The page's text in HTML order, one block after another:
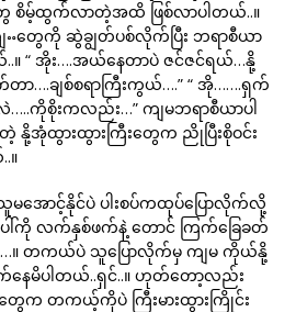
မ့်ထွက်လာတဲ့အထိ ဖြစ်လာပါတယ်..။
ႌတွေကို ဆွဲချွတ်ပစ်လိုက်ပြီး ဘရာစီယာ
“ အိုး….အယ်နေတာပဲ ဇင်ဇင်ရယ်…နို့
ာ….ချစ်စရာကြီးကွယ်….” “ အို…….ရှက်
…..ကိုစိုးကလည်း…” ကျမဘရာစီယာပါ
အုံထွားထွားကြီးတွေက ညိုပြီးစိုဝင်း
။
မအောင့်နိုင်ပဲ ပါးစပ်ကထုပ်ပြောလိုက်လို့
ေါ်ကို လက်နှစ်ဖက်နဲ့ တောင် ကြက်ခြေခတ်
တကယ်ပဲ သူပြောလိုက်မှ ကျမ ကိုယ်နို့
နေမိပါတယ်..ရှင်..။ ဟုတ်တော့လည်း
ေက တကယ့်ကိုပဲ ကြီးမားထွားကြိုင်း